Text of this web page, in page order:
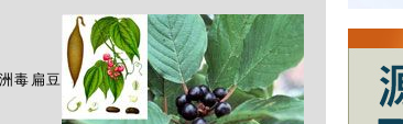
毒扁豆